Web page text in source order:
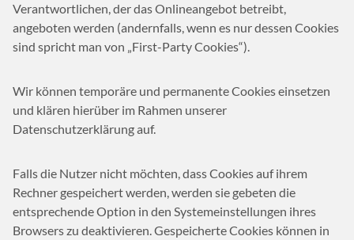
Verantwortlichen, der das Onlineangebot betreibt,
angeboten werden (andernfalls, wenn es nur dessen Cookies
sind spricht man von „First-Party Cookies“).
Wir können temporäre und permanente Cookies einsetzen
und klären hierüber im Rahmen unserer
Datenschutzerklärung auf.
Falls die Nutzer nicht möchten, dass Cookies auf ihrem
Rechner gespeichert werden, werden sie gebeten die
entsprechende Option in den Systemeinstellungen ihres
Browsers zu deaktivieren. Gespeicherte Cookies können in